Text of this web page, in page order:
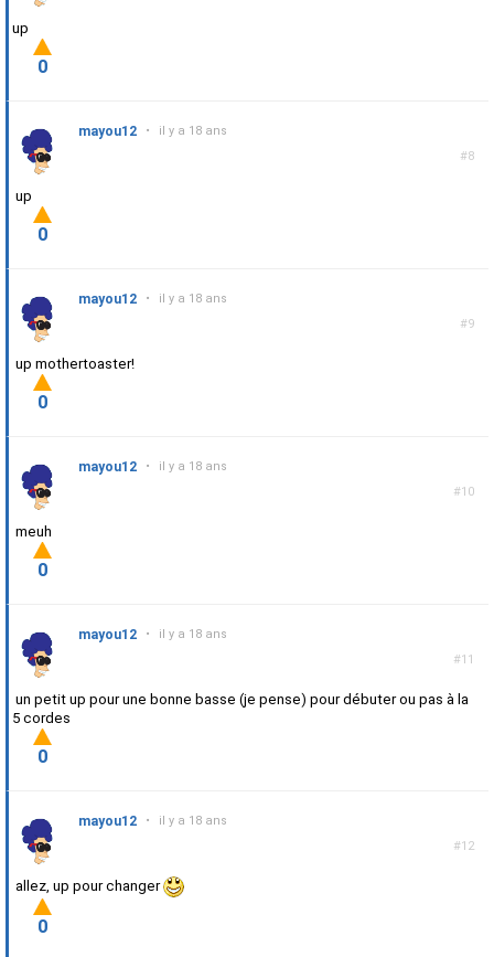
up
0
#8
mayou12 • il y a 18 ans
up
0
#9
mayou12 • il y a 18 ans
up mothertoaster!
0
#10
mayou12 • il y a 18 ans
meuh
0
#11
mayou12 • il y a 18 ans
un petit up pour une bonne basse (je pense) pour débuter ou pas à la
5 cordes
0
#12
mayou12 • il y a 18 ans
allez, up pour changer
0